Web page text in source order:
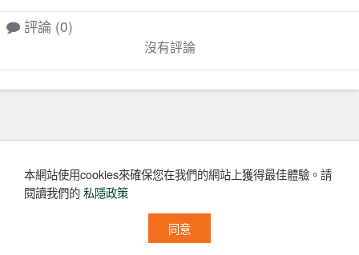
評論 (0)
沒有評論
本網站使用cookies來確保您在我們的網站上獲得最佳體驗。請
閱讀我們的私隱政策
同意